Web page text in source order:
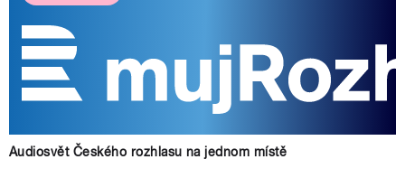
Audiosvět Českého rozhlasu na jednom místě